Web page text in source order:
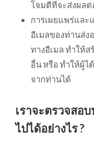
โจมตีที่จะส่งผลต่
การเผยแพร่และ
อีเมลของท่านส่ง
ทางอีเมล ทำให้
อื่น หรือ ทำให้ผู้ไ
จากท่านได้
เราจะตรวจสอ
ไปได้อย่างไร ?